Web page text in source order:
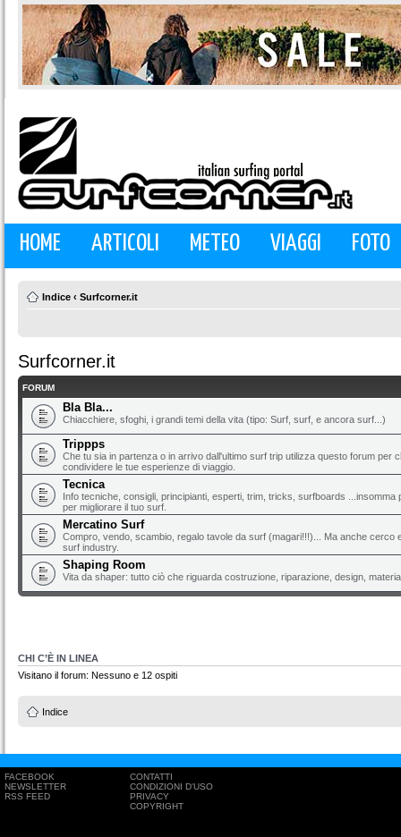
HOME ARTICOLI METEO VIAGGI FOTO
Indice ‹ Surfcorner.it
Surfcorner.it
FORUM
Bla Bla...
Chiacchiere, sfoghi, i grandi temi della vita (tipo: Surf, surf, e ancora surf...)
Trippps
Che tu sia in partenza o in arrivo dall'ultimo surf trip utilizza questo forum per
condividere le tue esperienze di viaggio.
Tecnica
Info tecniche, consigli, principianti, esperti, trim, tricks, surfboards ...insomma
per migliorare il tuo surf.
Mercatino Surf
Compro, vendo, scambio, regalo tavole da surf (magari!!!)... Ma anche cerco
surf industry.
Shaping Room
Vita da shaper: tutto ciò che riguarda costruzione, riparazione, design,
CHI C’È IN LINEA
Visitano il forum: Nessuno e 12 ospiti
Indice
FACEBOOK
NEWSLETTER
RSS FEED
CONTATTI
CONDIZIONI D'USO
PRIVACY
COPYRIGHT